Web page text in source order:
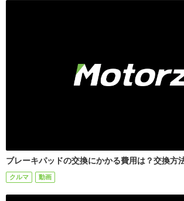
ブレーキパッドの交換にかかる費用は？交換方
クルマ 動画